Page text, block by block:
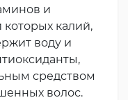
и
калий,
воду и
средством
волос.